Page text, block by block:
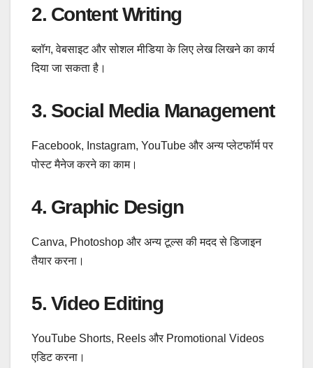
2. Content Writing
ब्लॉग, वेबसाइट और सोशल मीडिया के लिए लेख लिखने का कार्य
दिया जा सकता है।
3. Social Media Management
Facebook, Instagram, YouTube और अन्य प्लेटफॉर्म पर
पोस्ट मैनेज करने का काम।
4. Graphic Design
Canva, Photoshop और अन्य टूल्स की मदद से डिजाइन
तैयार करना।
5. Video Editing
YouTube Shorts, Reels और Promotional Videos
एडिट करना।